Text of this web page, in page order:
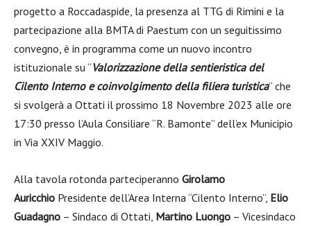
progetto a Roccadaspide, la presenza al TTG di Rimini e la
partecipazione alla BMTA di Paestum con un seguitissimo
convegno, è in programma come un nuovo incontro
istituzionale su “Valorizzazione della sentieristica del
Cilento Interno e coinvolgimento della filiera turistica” che
si svolgerà a Ottati il prossimo 18 Novembre 2023 alle ore
17:30 presso l’Aula Consiliare “R. Bamonte” dell’ex Municipio
in Via XXIV Maggio.
Alla tavola rotonda parteciperanno Girolamo
Auricchio Presidente dell’Area Interna “Cilento Interno”, Elio
Guadagno – Sindaco di Ottati, Martino Luongo – Vicesindaco